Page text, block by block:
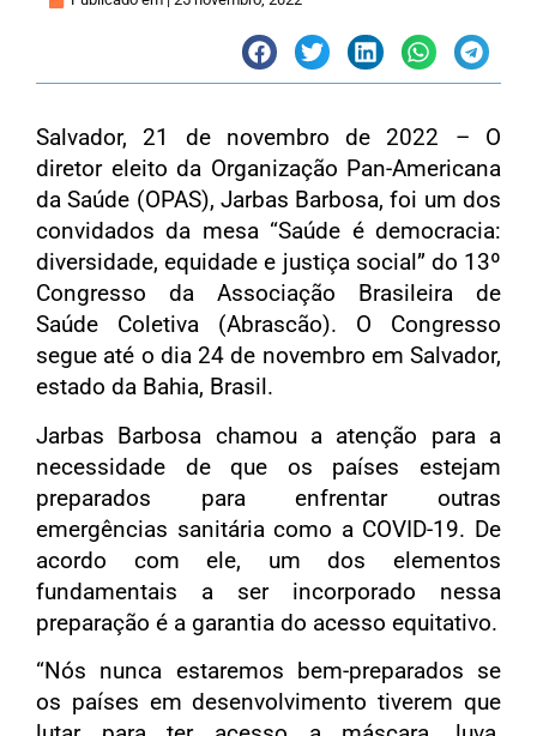
Salvador, 21 de novembro de 2022 – O
diretor eleito da Organização Pan-Americana
da Saúde (OPAS), Jarbas Barbosa, foi um dos
convidados da mesa “Saúde é democracia:
diversidade, equidade e justiça social” do 13º
Congresso da Associação Brasileira de
Saúde Coletiva (Abrascão). O Congresso
segue até o dia 24 de novembro em Salvador,
estado da Bahia, Brasil.
Jarbas Barbosa chamou a atenção para a
necessidade de que os países estejam
preparados para enfrentar outras
emergências sanitária como a COVID-19. De
acordo com ele, um dos elementos
fundamentais a ser incorporado nessa
preparação é a garantia do acesso equitativo.
“Nós nunca estaremos bem-preparados se
os países em desenvolvimento tiverem que